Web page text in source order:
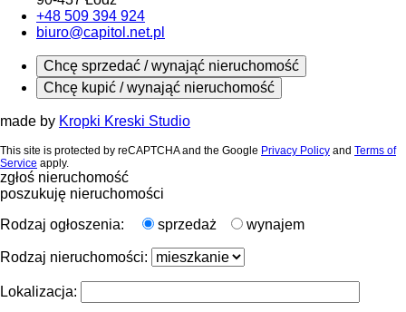
+48 509 394 924
biuro@capitol.net.pl
Chcę sprzedać / wynająć nieruchomość
Chcę kupić / wynająć nieruchomość
made by Kropki Kreski Studio
This site is protected by reCAPTCHA and the Google Privacy Policy and Terms of
Service apply.
zgłoś nieruchomość
poszukuję nieruchomości
Rodzaj ogłoszenia:
sprzedaż wynajem
Rodzaj nieruchomości:
Lokalizacja: